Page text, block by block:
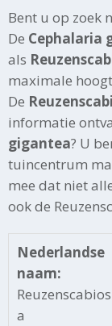
Bent u op zoek
De Cephalaria
als
maximale
De
informatie
gigantea? U
tuincentrum
mee dat niet
ook de
Nederlandse
naam:
Reuzenscabios
a